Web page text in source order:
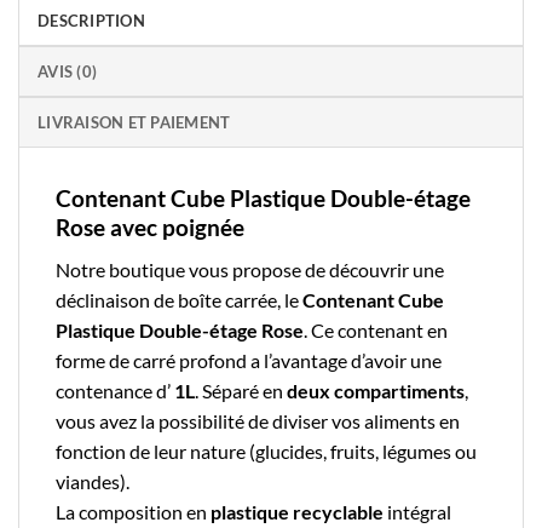
DESCRIPTION
AVIS (0)
LIVRAISON ET PAIEMENT
Contenant Cube Plastique Double-étage
Rose avec poignée
Notre boutique vous propose de découvrir une
déclinaison de boîte carrée , leContenant Cube
Plastique Double-étage Rose . Ce contenant en
forme de carré profond a l’avantage d’avoir une
contenance d’ 1L . Séparé en deux compartiments
vous avez la possibilité de diviser vos aliments en
fonction de leur nature (glucides, fruits, légumes ou
viandes).
La composition en plastique recyclable intégral